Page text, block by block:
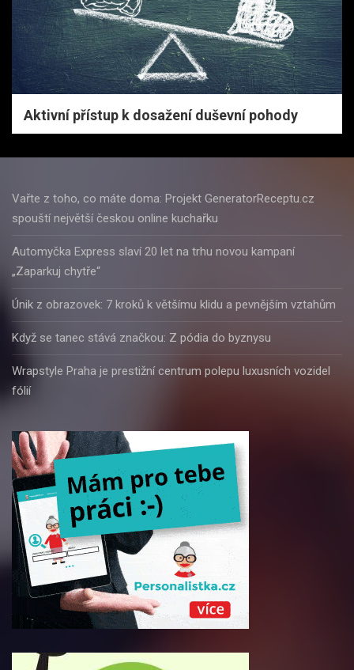
Aktivní přístup k dosažení duševní pohody
Vařte z toho, co máte doma: Projekt GeneratorReceptu.cz
spouští největší českou online kuchařku
Automyčka Express slaví 20 let na trhu novou kampaní
„Zaparkuj chytře“
Únik z obrazovek: 7 kroků k většímu klidu a pevnějším vztahům
Když se tanec stává značkou: Z pódia do byznysu
Wrapstyle Praha je prestižní centrum polepu luxusních vozidel
fólií